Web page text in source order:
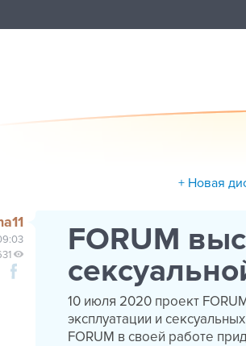
+ Новая
FORUM
10 июля 2020 проект
эксплуатации и
FORUM в своей работе